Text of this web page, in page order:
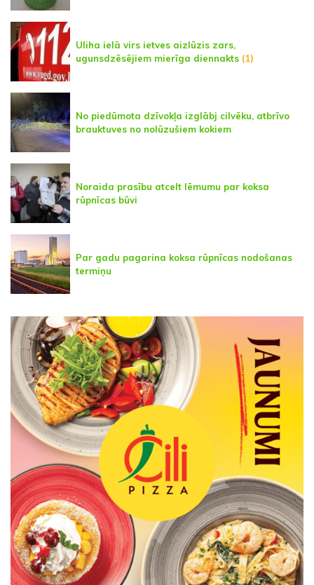
Uliha ielā virs ietves aizlūzis zars,
ugunsdzēsējiem mierīga diennakts (1)
No piedūmota dzīvokļa izglābj cilvēku, atbrīvo
brauktuves no nolūzušiem kokiem
Noraida prasību atcelt lēmumu par koksa
rūpnīcas būvi
Par gadu pagarina koksa rūpnīcas nodošanas
termiņu